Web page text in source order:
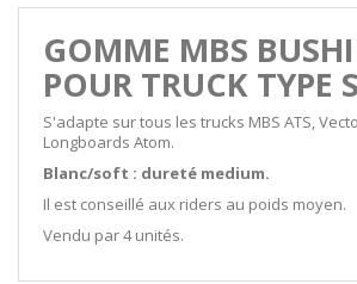
GOMME MBS
POUR TRUCK TYPE
S'adapte sur tous les trucks MBS ATS,
Longboards Atom.
Blanc/soft : dureté medium.
Il est conseillé aux riders au poids moyen.
Vendu par 4 unités.